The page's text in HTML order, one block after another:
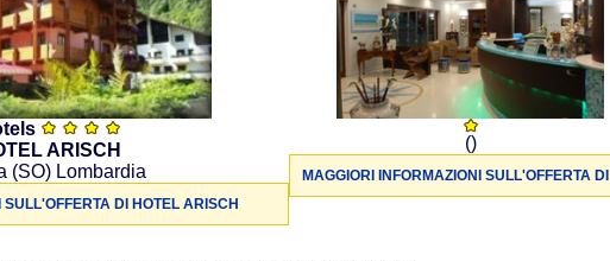
ARISCH
(SO) Lombardia
DI HOTEL ARISCH
()
MAGGIORI INFORMAZIONI SULL'OFFERTA DI